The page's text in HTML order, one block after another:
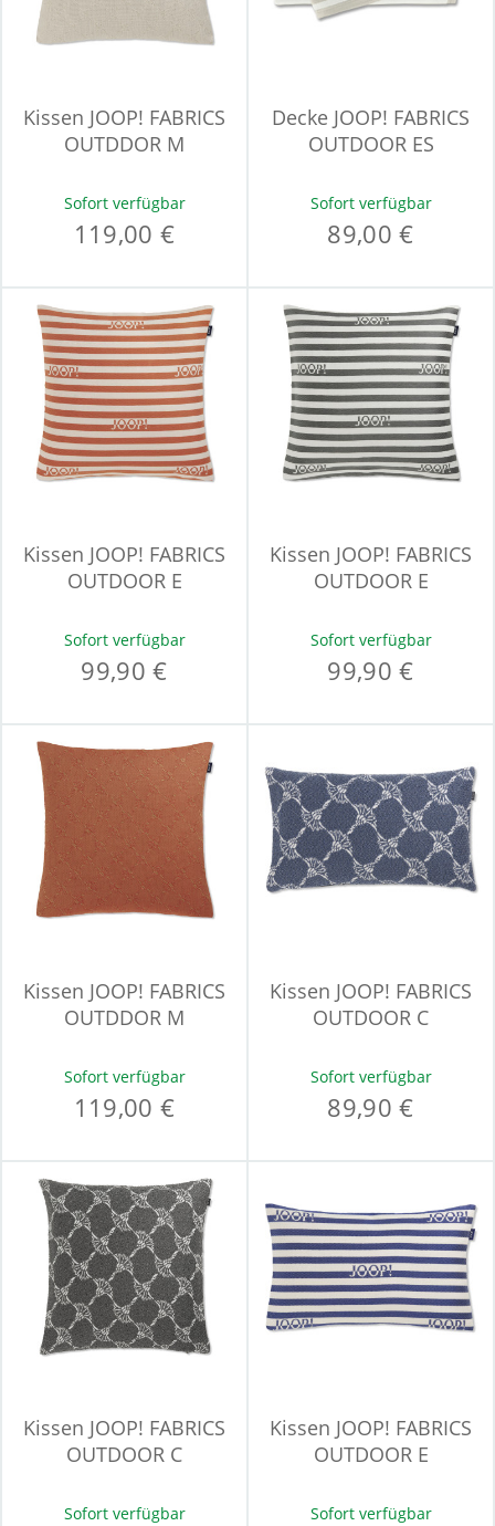
Kissen JOOP! FABRICS
OUTDDOR M
Sofort verfügbar
119,00 €
Decke JOOP! FABRICS
OUTDOOR ES
Sofort verfügbar
89,00 €
Kissen JOOP! FABRICS
OUTDOOR E
Sofort verfügbar
99,90 €
Kissen JOOP! FABRICS
OUTDOOR E
Sofort verfügbar
99,90 €
Kissen JOOP! FABRICS
OUTDDOR M
Sofort verfügbar
119,00 €
Kissen JOOP! FABRICS
OUTDOOR C
Sofort verfügbar
89,90 €
Kissen JOOP! FABRICS
OUTDOOR C
Sofort verfügbar
Kissen JOOP! FABRICS
OUTDOOR E
Sofort verfügbar